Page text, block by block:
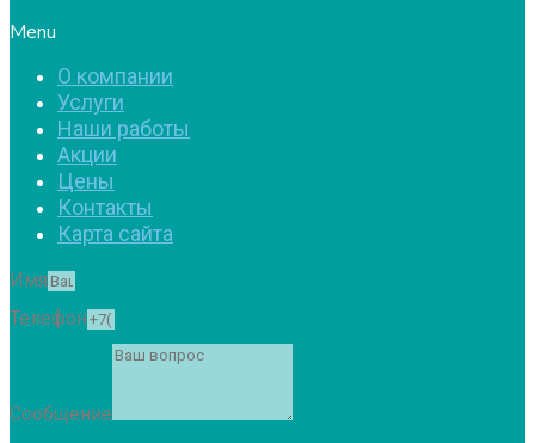
Menu
О компании
Услуги
Наши работы
Акции
Цены
Контакты
Карта сайта
Имя
Телефон
Сообщение